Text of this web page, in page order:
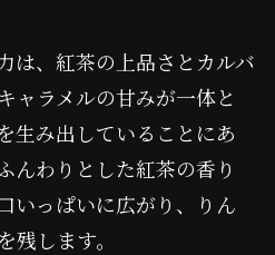
は、紅茶の上品さとカルバ
ャラメルの甘みが一体と
生み出していることにあ
んわりとした紅茶の香り
いっぱいに広がり、りん
残します。